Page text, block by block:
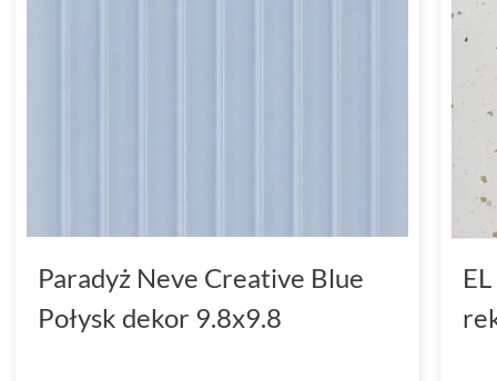
Paradyż Neve Creative Blue
Połysk dekor 9.8x9.8